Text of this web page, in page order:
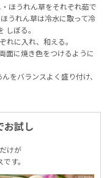
ほうれん草をそれぞれ茹で
うれん草は冷水に取って冷
しぼる。
れに入れ、和える。
面に焼き色をつけるように
をバランスよく盛り付け、
お試し
けが
す。